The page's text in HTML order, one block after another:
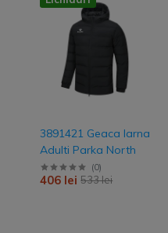
Pantaloni lungi
Pantaloni scurti
Bluza & Hanorace
Tricou & polo
3891421 Geaca Iarna
Adulti Parka North
(0)
533 lei
406 lei